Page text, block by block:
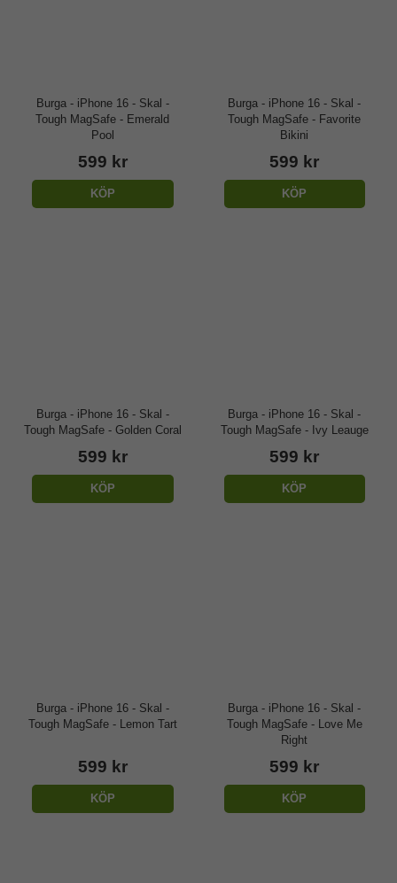
Burga - iPhone 16 - Skal -
Tough MagSafe - Emerald
Pool
599 kr
KÖP
Burga - iPhone 16 - Skal -
Tough MagSafe - Favorite
Bikini
599 kr
KÖP
Burga - iPhone 16 - Skal -
Tough MagSafe - Golden Coral
599 kr
KÖP
Burga - iPhone 16 - Skal -
Tough MagSafe - Ivy Leauge
599 kr
KÖP
Burga - iPhone 16 - Skal -
Tough MagSafe - Lemon Tart
599 kr
KÖP
Burga - iPhone 16 - Skal -
Tough MagSafe - Love Me
Right
599 kr
KÖP